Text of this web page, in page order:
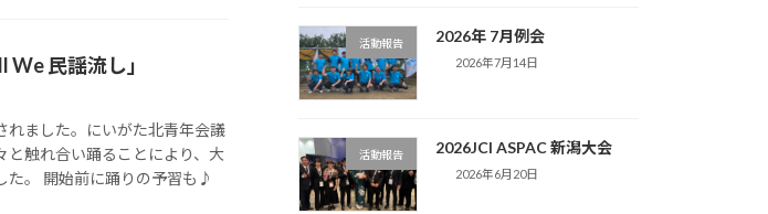
民謡流し」
れました。にいがた北青年会議
と触れ合い踊ることにより、大
た。 開始前に踊りの予習も♪
活動報告 2026年 7月例会
2026年7月14日
活動報告 2026JCI ASPAC 新潟大会
2026年6月20日